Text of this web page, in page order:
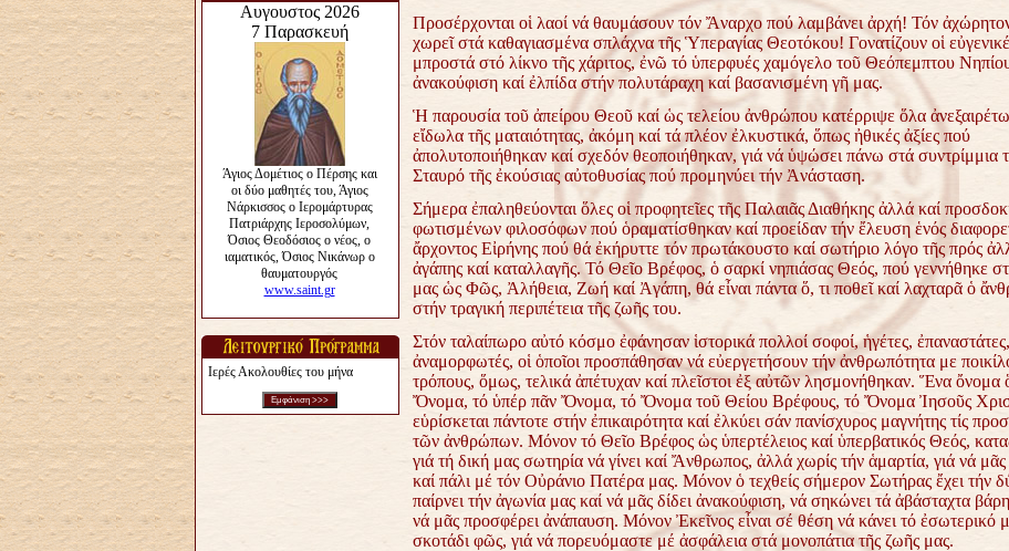
Ιερές Ακολουθίες του μήνα
Προσέρχονται οἱ λαοί νά θαυμάσουν τόν Ἄναρχο πού λαμβάνει ἀρχή! Τόν
χωρεῖ στά καθαγιασμένα σπλάχνα τῆς Ὑπεραγίας Θεοτόκου! Γονατίζουν οἱ
μπροστά στό λίκνο τῆς χάριτος, ἐνῶ τό ὑπερφυές χαμόγελο τοῦ Θεόπεμπτου
ἀνακούφιση καί ἐλπίδα στήν πολυτάραχη καί βασανισμένη γῆ μας.
Ἡ παρουσία τοῦ ἀπείρου Θεοῦ καί ὡς τελείου ἀνθρώπου κατέρριψε ὅλα
εἴδωλα τῆς ματαιότητας, ἀκόμη καί τά πλέον ἐλκυστικά, ὅπως ἠθικές ἀξίες πού
ἀπολυτοποιήθηκαν καί σχεδόν θεοποιήθηκαν, γιά νά ὑψώσει πάνω στά συντρίμμια
Σταυρό τῆς ἐκούσιας αὐτοθυσίας πού προμηνύει τήν Ἀνάσταση.
Σήμερα ἐπαληθεύονται ὅλες οἱ προφητεῖες τῆς Παλαιᾶς Διαθήκης ἀλλά καί
φωτισμένων φιλοσόφων πού ὁραματίσθηκαν καί προείδαν τήν ἔλευση ἑνός
ἄρχοντος Εἰρήνης πού θά ἐκήρυττε τόν πρωτάκουστο καί σωτήριο λόγο τῆς πρός
ἀγάπης καί καταλλαγῆς.Τό Θεῖο Βρέφος, ὁ σαρκί νηπιάσας Θεός, πού γεννήθηκε
μας ὡς Φῶς, Ἀλήθεια, Ζωή καί Ἀγάπη, θά εἶναι πάντα ὅ, τι ποθεῖ καί λαχταρᾶ ὁ
στήν τραγική περιπέτεια τῆς ζωῆς του.
Στόν ταλαίπωρο αὐτό κόσμο ἐφάνησαν ἱστορικά πολλοί σοφοί, ἡγέτες, ἐπαναστάτες,
ἀναμορφωτές, οἱ ὁποῖοι προσπάθησαν νά εὐεργετήσουν τήν ἀνθρωπότητα με
τρόπους, ὅμως, τελικά ἀπέτυχαν καί πλεῖστοιἐξ αὐτῶν λησμονήθηκαν. Ἕνα ὄνομα
Ὄνομα, τό ὑπέρ πᾶν Ὄνομα, τό Ὄνομα τοῦ Θείου Βρέφους, τό Ὄνομα Ἰησοῦς
εὑρίσκεται πάντοτε στήν ἐπικαιρότητα καί ἐλκύει σάν πανίσχυρος μαγνήτης τίς
τῶν ἀνθρώπων. Μόνον τό Θεῖο Βρέφος ὡς ὑπερτέλειος καί ὑπερβατικός Θεός,
γιά τή δική μας σωτηρία νά γίνει καί Ἄνθρωπος, ἀλλά χωρίς τήν ἁμαρτία, γιά νά
καί πάλι μέ τόν Οὐράνιο Πατέρα μας. Μόνον ὁ τεχθείς σήμερον Σωτήρας ἔχει τήν
παίρνει τήν ἀγωνία μας καί νά μᾶς δίδει ἀνακούφιση, νά σηκώνει τά ἀβάσταχτα
νά μᾶς προσφέρει ἀνάπαυση. Μόνον Ἐκεῖνος εἶναι σέ θέση νά κάνει τό ἐσωτερικό
σκοτάδι φῶς, γιά νά πορευόμαστε μέ ἀσφάλεια στά μονοπάτια τῆς ζωῆς μας.